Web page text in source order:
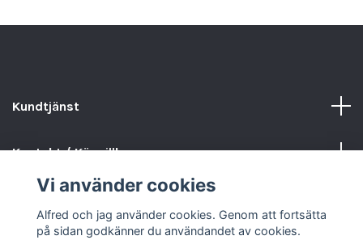
Kundtjänst
Kontakt / Köpvillkor
Vi använder cookies
Alfred och jag använder cookies. Genom att fortsätta
på sidan godkänner du användandet av cookies.